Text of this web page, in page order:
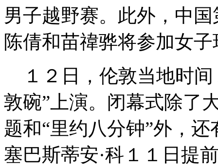
男子越野赛。此外，中
陈倩和苗禕骅将参加女
１２日，伦敦当地时间
敦碗”上演。闭幕式除了
题和“里约八分钟”外，
塞巴斯蒂安·科１１日提